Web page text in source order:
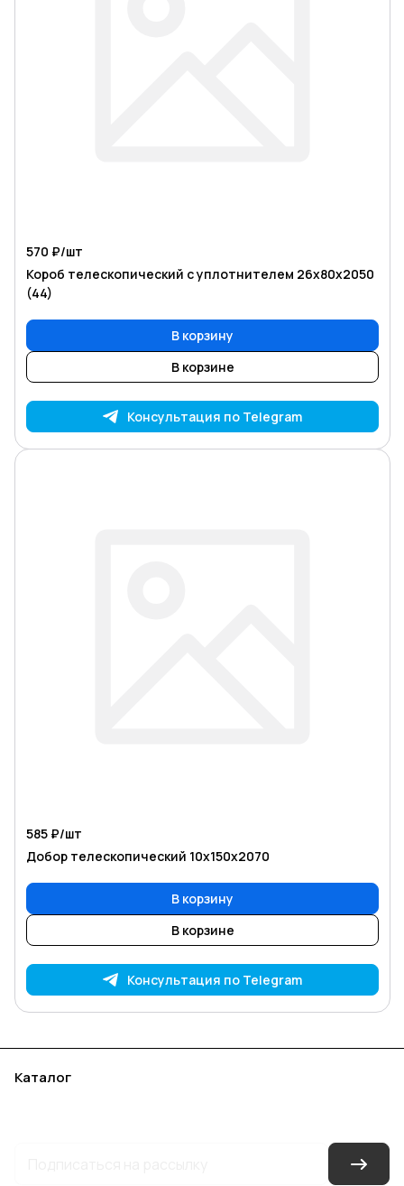
570 ₽/шт
Короб телескопический с уплотнителем 26х80х2050
(44)
В корзину
В корзине
Консультация по Telegram
585 ₽/шт
Добор телескопический 10х150х2070
В корзину
В корзине
Консультация по Telegram
Каталог